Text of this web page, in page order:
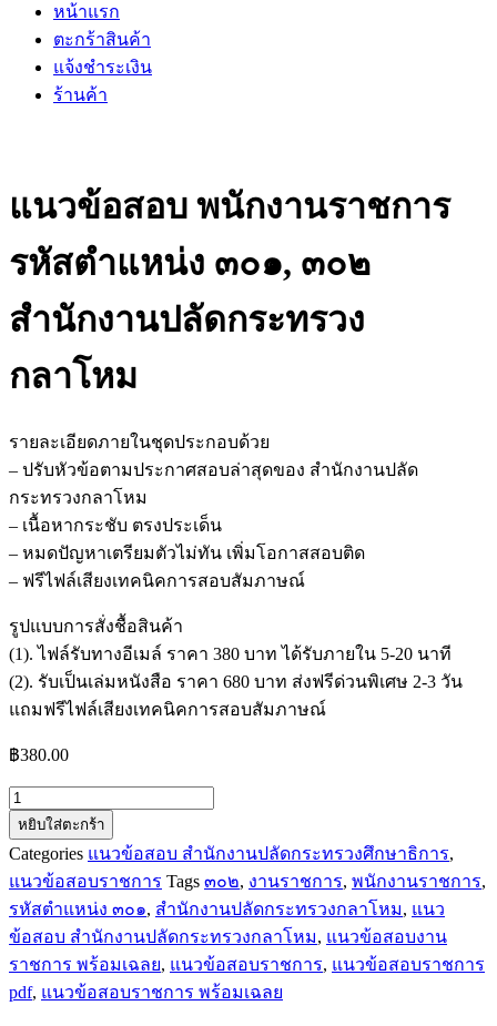
หน้าแรก
ตะกร้าสินค้า
แจ้งชำระเงิน
ร้านค้า
แนวข้อสอบ พนักงานราชการ
รหัสตำแหน่ง ๓๐๑, ๓๐๒
สำนักงานปลัดกระทรวง
กลาโหม
รายละเอียดภายในชุดประกอบด้วย
– ปรับหัวข้อตามประกาศสอบล่าสุดของ สำนักงานปลัด
กระทรวงกลาโหม
– เนื้อหากระชับ ตรงประเด็น
– หมดปัญหาเตรียมตัวไม่ทัน เพิ่มโอกาสสอบติด
– ฟรีไฟล์เสียงเทคนิคการสอบสัมภาษณ์
รูปแบบการสั่งชื้อสินค้า
(1). ไฟล์รับทางอีเมล์ ราคา 380 บาท ได้รับภายใน 5-20 นาที
(2). รับเป็นเล่มหนังสือ ราคา 680 บาท ส่งฟรีด่วนพิเศษ 2-3 วัน
แถมฟรีไฟล์เสียงเทคนิคการสอบสัมภาษณ์
฿380.00
จำนวน
แนว
ข้อสอบ
พนักงาน
ราชการ
รหัส
ตำแหน่ง
๓๐๑,
หยิบใส่ตะกร้า
Categories แนวข้อสอบ สำนักงานปลัดกระทรวงศึกษาธิการ,
แนวข้อสอบราชการ Tags ๓๐๒, งานราชการ, พนักงานราชการ,
รหัสตำแหน่ง ๓๐๑, สำนักงานปลัดกระทรวงกลาโหม, แนว
ข้อสอบ สำนักงานปลัดกระทรวงกลาโหม, แนวข้อสอบงาน
ราชการ พร้อมเฉลย, แนวข้อสอบราชการ, แนวข้อสอบราชการ
pdf, แนวข้อสอบราชการ พร้อมเฉลย